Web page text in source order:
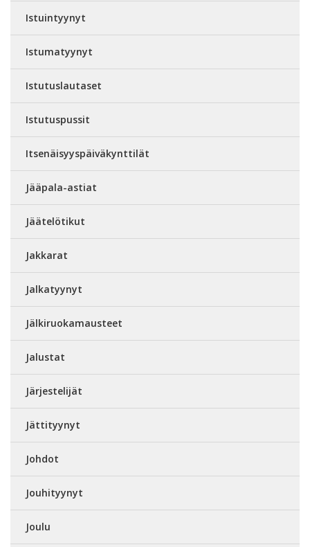
Istuintyynyt
Istumatyynyt
Istutuslautaset
Istutuspussit
Itsenäisyyspäiväkynttilät
Jääpala-astiat
Jäätelötikut
Jakkarat
Jalkatyynyt
Jälkiruokamausteet
Jalustat
Järjestelijät
Jättityynyt
Johdot
Jouhityynyt
Joulu